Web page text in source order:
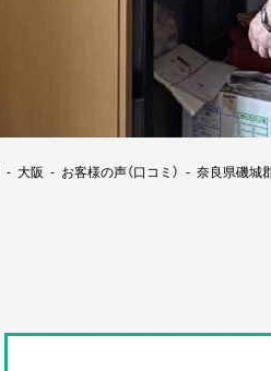
大阪 お客様の声（口コミ） 奈良県磯城